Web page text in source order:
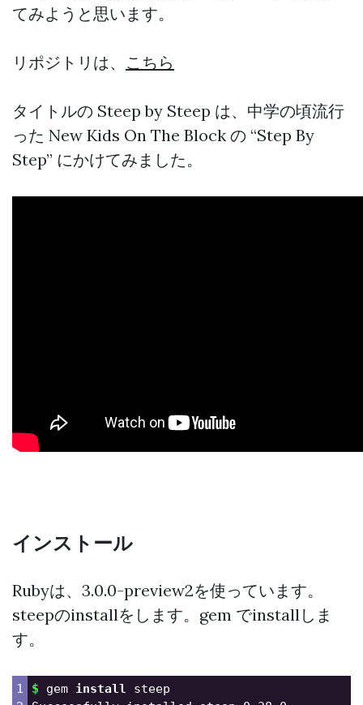
てみようと思います。
リポジトリは、 こちら
タイトルの Steep by Steep は、中学の頃流行
った New Kids On The Block の “Step By
Step” にかけてみました。
インストール
Rubyは、3.0.0-preview2を使っています。
steepのinstallをします。gem でinstallしま
す。
1
$ gem install steep